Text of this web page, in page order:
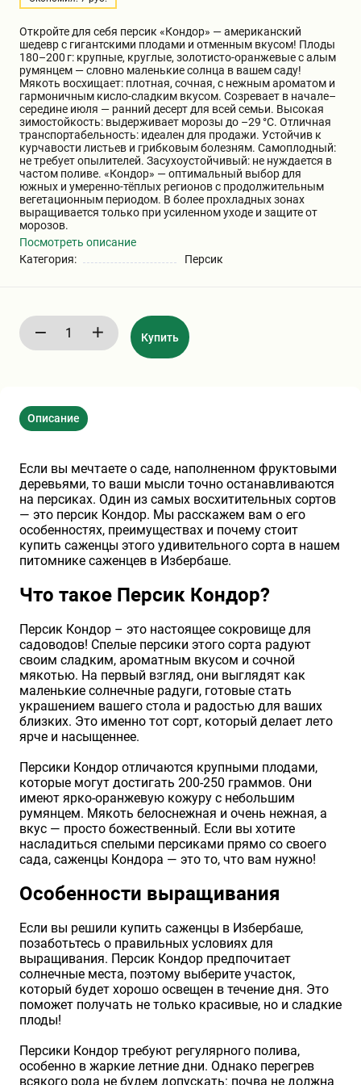
Шарафуга
Бирючина
Плющ
Овсяница
Кустарники
ПАМПАСНАЯ ТРАВА
Олеандр саженцы
Экзотические растения
Декоративные саженцы
Комнатные растения
Хвойные саженцы
Клематис
Гвоздика саженцы
Откройте для себя персик «Кондор» — американский
шедевр с гигантскими плодами и отменным вкусом! Плоды
180–200 г: крупные, круглые, золотисто‑оранжевые с алым
румянцем — словно маленькие солнца в вашем саду!
Мякоть восхищает: плотная, сочная, с нежным ароматом и
гармоничным кисло‑сладким вкусом. Созревает в начале–
середине июля — ранний десерт для всей семьи. Высокая
зимостойкость: выдерживает морозы до –29 °C. Отличная
транспортабельность: идеален для продажи. Устойчив к
курчавости листьев и грибковым болезням. Самоплодный:
не требует опылителей. Засухоустойчивый: не нуждается в
частом поливе. «Кондор» — оптимальный выбор для
южных и умеренно‑тёплых регионов с продолжительным
вегетационным периодом. В более прохладных зонах
выращивается только при усиленном уходе и защите от
морозов.
Посмотреть описание
Категория:
Персик
Купить
Описание
Если вы мечтаете о саде, наполненном фруктовыми
деревьями, то ваши мысли точно останавливаются
на персиках. Один из самых восхитительных сортов
— это персик Кондор. Мы расскажем вам о его
особенностях, преимуществах и почему стоит
купить саженцы этого удивительного сорта в нашем
питомнике саженцев в Избербаше.
Что такое Персик Кондор?
Персик Кондор – это настоящее сокровище для
садоводов! Спелые персики этого сорта радуют
своим сладким, ароматным вкусом и сочной
мякотью. На первый взгляд, они выглядят как
маленькие солнечные радуги, готовые стать
украшением вашего стола и радостью для ваших
близких. Это именно тот сорт, который делает лето
ярче и насыщеннее.
Персики Кондор отличаются крупными плодами,
которые могут достигать 200-250 граммов. Они
имеют ярко-оранжевую кожуру с небольшим
румянцем. Мякоть белоснежная и очень нежная, а
вкус — просто божественный. Если вы хотите
насладиться спелыми персиками прямо со своего
сада, саженцы Кондора — это то, что вам нужно!
Особенности выращивания
Если вы решили купить саженцы в Избербаше,
позаботьтесь о правильных условиях для
выращивания. Персик Кондор предпочитает
солнечные места, поэтому выберите участок,
который будет хорошо освещен в течение дня. Это
поможет получать не только красивые, но и сладкие
плоды!
Персики Кондор требуют регулярного полива,
особенно в жаркие летние дни. Однако перегрев
всякого рода не будем допускать: почва не должна